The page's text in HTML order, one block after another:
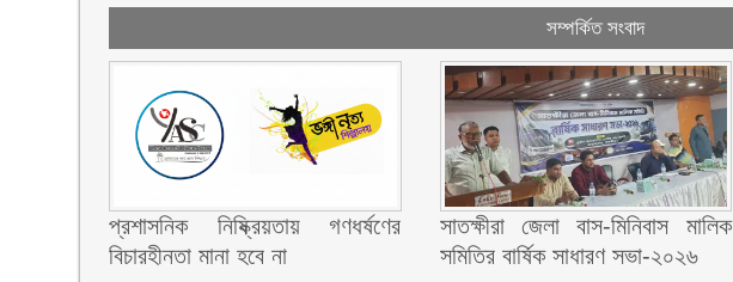
সম্পর্কিত সংবাদ
প্রশাসনিক নিষ্ক্রিয়তায় গণধর্ষণের
বিচারহীনতা মানা হবে না
সাতক্ষীরা জেলা বাস-মিনিবাস মালিক
সমিতির বার্ষিক সাধারণ সভা-২০২৬